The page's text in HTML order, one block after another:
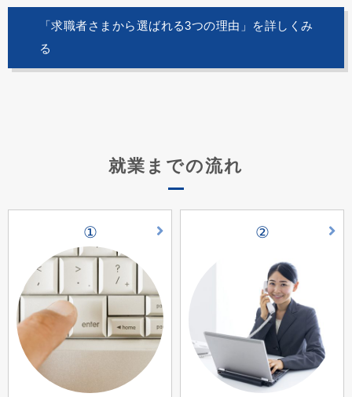
「求職者さまから選ばれる3つの理由」を詳しくみ
る
就業までの流れ
① ②